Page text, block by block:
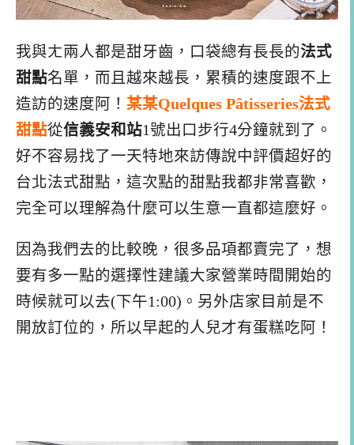
我與ㄤ兩人都是甜牙齒，口袋總有長長的法式
甜點名單，而且越來越長，累積的速度跟不上
造訪的速度阿！ 某某Quelques Pâtisseries法式
甜點從信義安和站1號出口步行4分鐘就到了。
好不容易找了一天特地來訪傳說中評價超好的
台北法式甜點，這次點的甜點我都非常喜歡，
完全可以理解為什麼可以生意一直都這麼好。
因為我們去的比較晚，很多品項都賣完了，想
要有多一點的選擇性建議大家營業時間開始的
時候就可以去(下午1:00)。另外店家目前是不
開放訂位的，所以早起的人兒才有蛋糕吃阿！